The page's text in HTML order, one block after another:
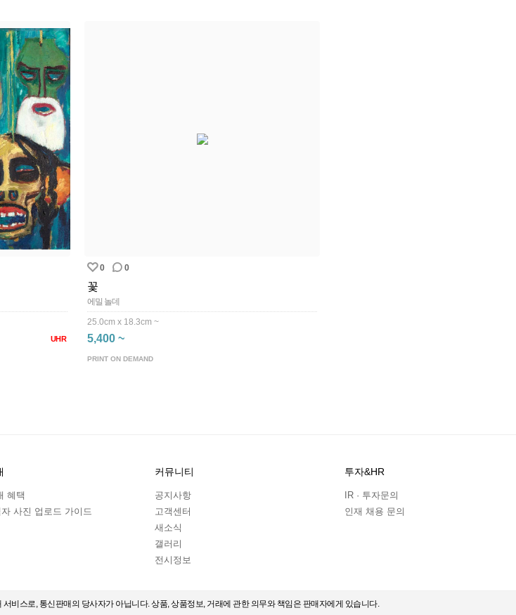
UHR
0 0
꽃
에밀 놀데
25.0cm x 18.3cm ~
5,400 ~
PRINT ON DEMAND
혜택
사진 업로드 가이드
커뮤니티
공지사항
고객센터
새소식
갤러리
전시정보
투자&HR
IR · 투자문의
인재 채용 문의
비스로, 통신판매의 당사자가 아닙니다. 상품, 상품정보, 거래에 관한 의무와 책임은 판매자에게 있습니다.